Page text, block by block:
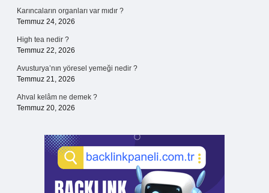
Karıncaların organları var mıdır ?
Temmuz 24, 2026
High tea nedir ?
Temmuz 22, 2026
Avusturya’nın yöresel yemeği nedir ?
Temmuz 21, 2026
Ahval kelâm ne demek ?
Temmuz 20, 2026